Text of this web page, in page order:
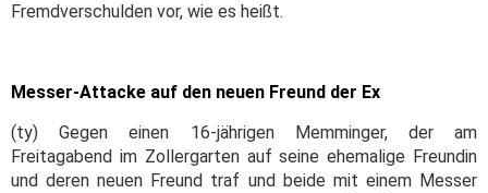
Fremdverschulden vor, wie es heißt.
Messer-Attacke auf den neuen Freund der Ex
(ty) Gegen einen 16-jährigen Memminger, der am
Freitagabend im Zollergarten auf seine ehemalige Freundin
und deren neuen Freund traf und beide mit einem Messer